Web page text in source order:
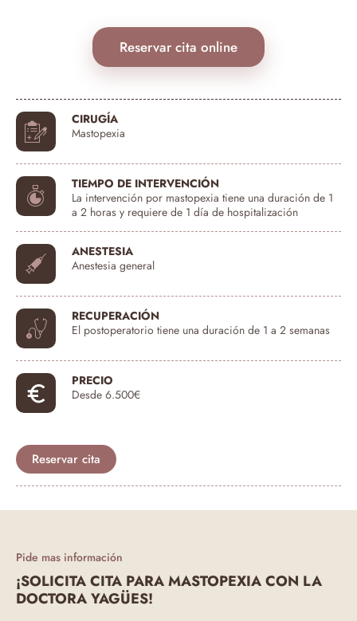
Reservar cita online
CIRUGÍA
Mastopexia
TIEMPO DE INTERVENCIÓN
La intervención por mastopexia tiene una duración de 1
a 2 horas y requiere de 1 día de hospitalización
ANESTESIA
Anestesia general
RECUPERACIÓN
El postoperatorio tiene una duración de 1 a 2 semanas
PRECIO
Desde 6.500€
Reservar cita
Pide mas información
¡SOLICITA CITA PARA MASTOPEXIA CON LA
DOCTORA YAGÜES!